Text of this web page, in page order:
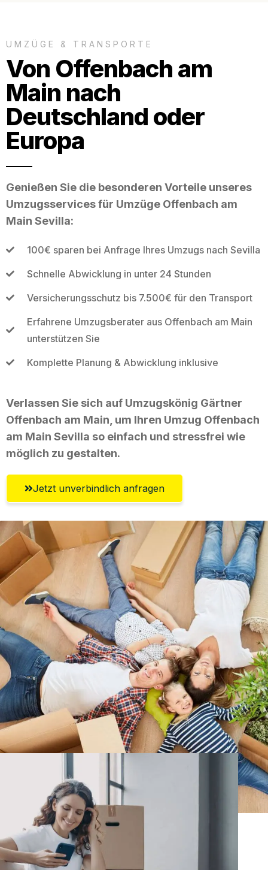
UMZÜGE & TRANSPORTE
Von Offenbach am
Main nach
Deutschland oder
Europa
Genießen Sie die besonderen Vorteile unseres
Umzugsservices für Umzüge Offenbach am
Main Sevilla:
100€ sparen bei Anfrage Ihres Umzugs nach Sevilla
Schnelle Abwicklung in unter 24 Stunden
Versicherungsschutz bis 7.500€ für den Transport
Erfahrene Umzugsberater aus Offenbach am Main
unterstützen Sie
Komplette Planung & Abwicklung inklusive
Verlassen Sie sich auf Umzugskönig Gärtner
Offenbach am Main, um Ihren Umzug Offenbach
am Main Sevilla so einfach und stressfrei wie
möglich zu gestalten.
Jetzt unverbindlich anfragen